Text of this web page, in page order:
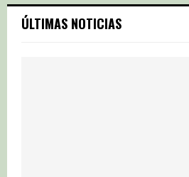
c
h
ÚLTIMAS NOTICIAS